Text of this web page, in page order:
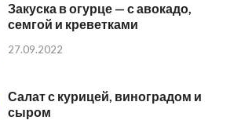
Закуска в огурце — с авокадо,
семгой и креветками
27.09.2022
Салат с курицей, виноградом и
сыром